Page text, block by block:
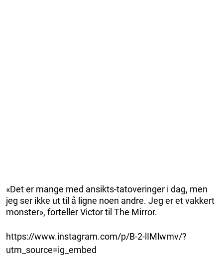
«Det er mange med ansikts-tatoveringer i dag, men
jeg ser ikke ut til å ligne noen andre. Jeg er et vakkert
monster», forteller Victor til The Mirror.
https://www.instagram.com/p/B-2-lIMlwmv/?
utm_source=ig_embed